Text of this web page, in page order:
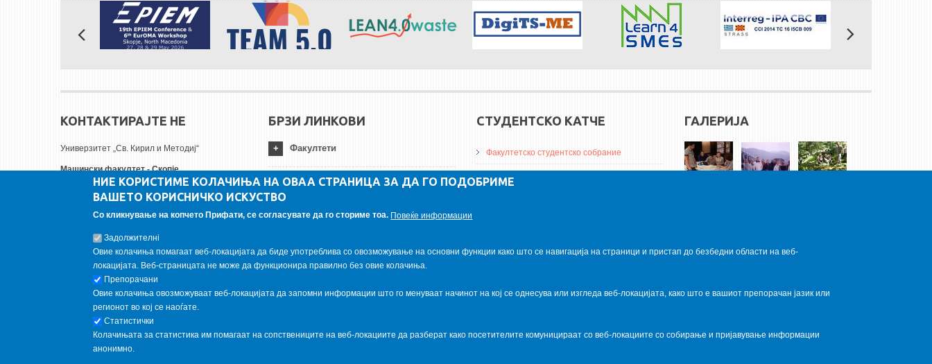
КОНТАКТИРАЈТЕ НЕ
Универзитет „Св. Кирил и Методиј“
Машински факултет - Скопје
Руѓер Бошковиќ бр.18
1000 Скопје, Република Северна Македонија
+ 389 2 3099-200
Е-пошта:contact@mf.edu.mk
FOLLOW US
Follow us on:
БРЗИ ЛИНКОВИ
Факултети
Универзитети
Институции
СТУДЕНТСКО КАТЧЕ
Факултетско студентско собрание
ДА Винчи магазин
ГАЛЕРИЈА
НИЕ КОРИСТИМЕ КОЛАЧИЊА НА ОВАА СТРАНИЦА ЗА ДА ГО ПОДОБРИМЕ
ВАШЕТО КОРИСНИЧКО ИСКУСТВО
Со кликнување на копчето Прифати, се согласувате да го сториме тоа. Повеќе информации
Задолжителнi
Овие колачиња помагаат веб-локацијата да биде употреблива со овозможување на основни функции како што се навигација на страници и пристап до безбедни области на веб-
локацијата. Веб-страницата не може да функционира правилно без овие колачиња.
Препорачани
Овие колачиња овозможуваат веб-локацијата да запомни информации што го менуваат начинот на кој се однесува или изгледа веб-локацијата, како што е вашиот препорачан јазик или
регионот во кој се наоѓате.
Статистички
Колачињата за статистика им помагаат на сопствениците на веб-локациите да разберат како посетителите комуницираат со веб-локациите со собирање и пријавување информации
анонимно.